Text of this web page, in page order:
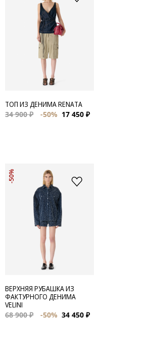
ТОП ИЗ ДЕНИМА RENATA
34 900 ₽
-50% 17 450 ₽
-50%
ВЕРХНЯЯ РУБАШКА ИЗ
ФАКТУРНОГО ДЕНИМА
VELINI
68 900 ₽
-50% 34 450 ₽